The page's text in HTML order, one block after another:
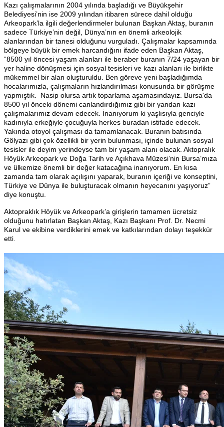
Kazı çalışmalarının 2004 yılında başladığı ve Büyükşehir
Belediyesi’nin ise 2009 yılından itibaren sürece dahil olduğu
Arkeopark’la ilgili değerlendirmeler bulunan Başkan Aktaş, buranın
sadece Türkiye’nin değil, Dünya’nın en önemli arkeolojik
alanlarından bir tanesi olduğunu vurguladı. Çalışmalar kapsamında
bölgeye büyük bir emek harcandığını ifade eden Başkan Aktaş,
“8500 yıl öncesi yaşam alanları ile beraber buranın 7/24 yaşayan bir
yer haline dönüşmesi için sosyal tesisleri ve kazı alanları ile birlikte
mükemmel bir alan oluşturuldu. Ben göreve yeni başladığımda
hocalarımızla, çalışmaların hızlandırılması konusunda bir görüşme
yapmıştık. Nasip olursa artık toparlama aşamasındayız. Bursa'da
8500 yıl önceki dönemi canlandırdığımız gibi bir yandan kazı
çalışmalarımız devam edecek. İnanıyorum ki yaşlısıyla genciyle
kadınıyla erkeğiyle çocuğuyla herkes buradan istifade edecek.
Yakında otoyol çalışması da tamamlanacak. Buranın batısında
Gölyazı gibi çok özellikli bir yerin bulunması, içinde bulunan sosyal
tesisler ile deyim yerindeyse tam bir yaşam alanı olacak. Aktopralık
Höyük Arkeopark ve Doğa Tarih ve Açıkhava Müzesi’nin Bursa’mıza
ve ülkemize önemli bir değer katacağına inanıyorum. En kısa
zamanda tam olarak açılışını yaparak, buranın içeriği ve konseptini,
Türkiye ve Dünya ile buluşturacak olmanın heyecanını yaşıyoruz”
diye konuştu.
Aktopraklık Höyük ve Arkeopark’a girişlerin tamamen ücretsiz
olduğunu hatırlatan Başkan Aktaş, Kazı Başkanı Prof. Dr. Necmi
Karul ve ekibine verdiklerini emek ve katkılarından dolayı teşekkür
etti.